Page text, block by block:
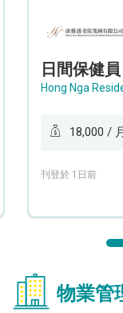
日間保健員
Hong Nga
18,000 /
刊登於 1日前
物業管